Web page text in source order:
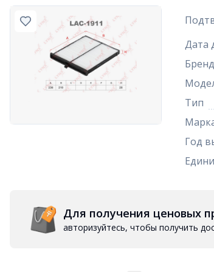
Дата
Бренд
Тип
Год
Для получения ценовых
авторизуйтесь, чтобы получить